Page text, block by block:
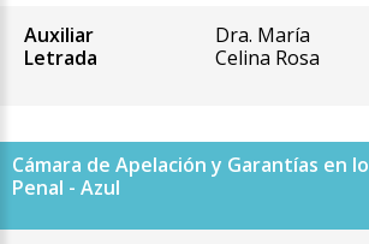
Auxiliar
Letrada
Dra. María
Celina Rosa
Cámara de Apelación y Garantías en lo
Penal - Azul